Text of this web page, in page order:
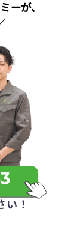
ーが、
い！